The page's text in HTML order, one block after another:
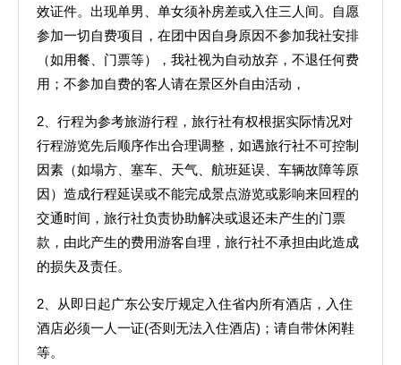
效证件。出现单男、单女须补房差或入住三人间。自愿
参加一切自费项目，在团中因自身原因不参加我社安排
（如用餐、门票等），我社视为自动放弃，不退任何费
用；不参加自费的客人请在景区外自由活动，
2、行程为参考旅游行程，旅行社有权根据实际情况对
行程游览先后顺序作出合理调整，如遇旅行社不可控制
因素（如塌方、塞车、天气、航班延误、车辆故障等原
因）造成行程延误或不能完成景点游览或影响来回程的
交通时间，旅行社负责协助解决或退还未产生的门票
款，由此产生的费用游客自理，旅行社不承担由此造成
的损失及责任。
2、从即日起广东公安厅规定入住省内所有酒店，入住
酒店必须一人一证(否则无法入住酒店)；请自带休闲鞋
等。